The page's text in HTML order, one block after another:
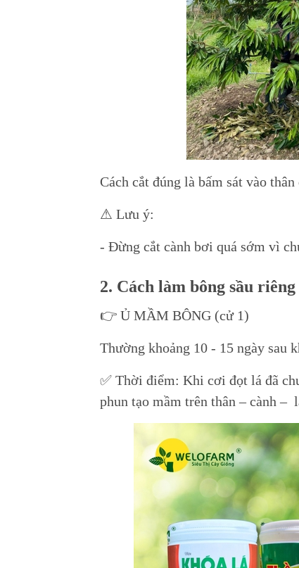
Cách cắt đúng là bấm sát vào
⚠ Lưu ý:
- Đừng cắt cành bơi quá sớm vì
2. Cách làm bông sầu
👉 Ủ MẦM BÔNG (cử 1)
Thường khoảng 10 - 15 ngày sau
✅ Thời điểm: Khi cơi đọt lá đã
phun tạo mầm trên thân – cành –